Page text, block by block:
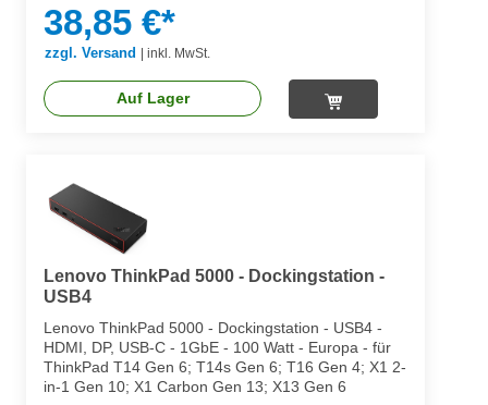
38,85 €*
zzgl. Versand inkl. MwSt.
Auf Lager
Lenovo ThinkPad 5000 - Dockingstation -
USB4
Lenovo ThinkPad 5000 - Dockingstation - USB4 -
HDMI, DP, USB-C - 1GbE - 100 Watt - Europa - für
ThinkPad T14 Gen 6; T14s Gen 6; T16 Gen 4; X1 2-
in-1 Gen 10; X1 Carbon Gen 13; X13 Gen 6